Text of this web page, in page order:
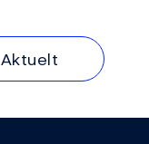
Aktuelt